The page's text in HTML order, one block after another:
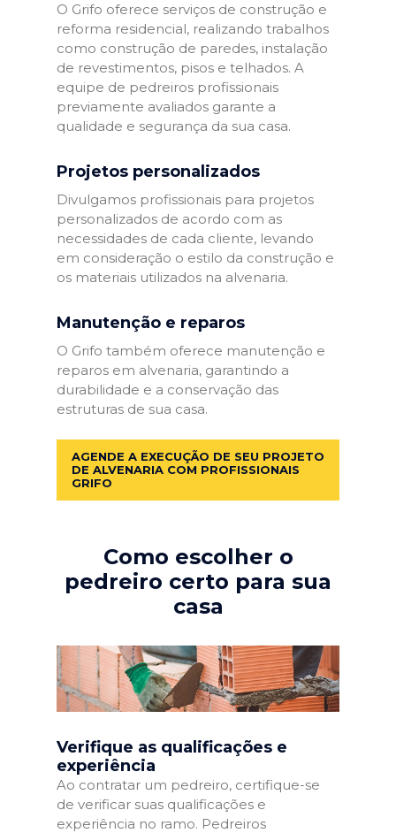
O Grifo oferece serviços de construção e
reforma residencial, realizando trabalhos
como construção de paredes, instalação
de revestimentos, pisos e telhados. A
equipe de pedreiros profissionais
previamente avaliados garante a
qualidade e segurança da sua casa.
Projetos personalizados
Divulgamos profissionais para projetos
personalizados de acordo com as
necessidades de cada cliente, levando
em consideração o estilo da construção e
os materiais utilizados na alvenaria.
Manutenção e reparos
O Grifo também oferece manutenção e
reparos em alvenaria, garantindo a
durabilidade e a conservação das
estruturas de sua casa.
AGENDE A EXECUÇÃO DE SEU PROJETO
DE ALVENARIA COM PROFISSIONAIS
GRIFO
Como escolher o
pedreiro certo para sua
casa
Verifique as qualificações e
experiência
Ao contratar um pedreiro, certifique-se
de verificar suas qualificações e
experiência no ramo. Pedreiros